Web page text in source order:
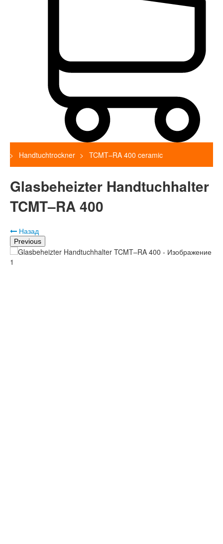
Handtuchtrockner TCMT–RA 400 ceramic
Glasbeheizter Handtuchhalter
TCMT–RA 400
Назад
Previous